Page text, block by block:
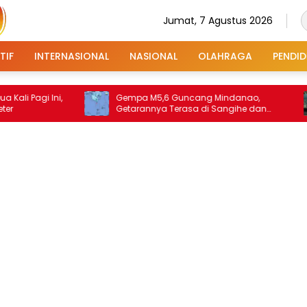
Jumat, 7 Agustus 2026
INTERNASIONAL NASIONAL OLAHRAGA
Ini,
Gempa M5,6 Guncang Mindanao,
Getarannya Terasa di Sangihe dan
Talaud